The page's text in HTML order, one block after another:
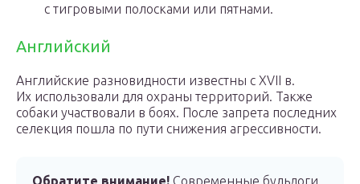
с тигровыми полосками или пятнами.
Английский
Английские разновидности известны с XVII в.
Их использовали для охраны территорий. Также
собаки участвовали в боях. После запрета последних
селекция пошла по пути снижения агрессивности.
Обратите внимание! Современные бульдоги